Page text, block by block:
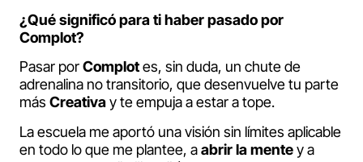
¿Qué significó para ti haber pasado por
Complot?
Pasar porComplotes, sin duda, un chute de
adrenalina no transitorio, que desenvuelve tu parte
más Creativay te empuja a estar a tope.
La escuela me aportó una visión sin límites aplicable
en todo lo que me plantee, aabrir la mentey a